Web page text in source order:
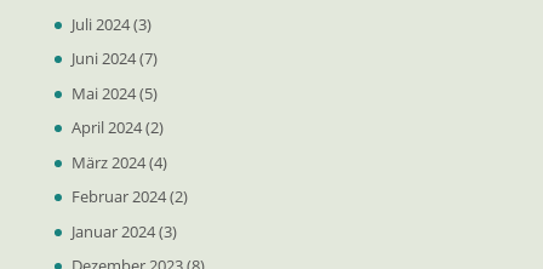
Juli 2024(3)
Juni 2024(7)
Mai 2024(5)
April 2024(2)
März 2024(4)
Februar 2024(2)
Januar 2024(3)